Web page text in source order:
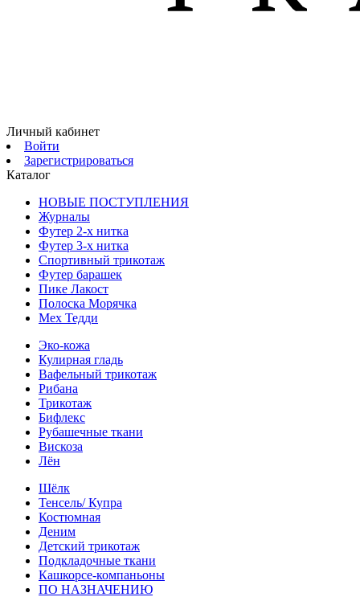
Личный кабинет
Войти
Зарегистрироваться
Каталог
НОВЫЕ ПОСТУПЛЕНИЯ
Журналы
Футер 2-х нитка
Футер 3-х нитка
Спортивный трикотаж
Футер барашек
Пике Лакост
Полоска Морячка
Мех Тедди
Эко-кожа
Кулирная гладь
Вафельный трикотаж
Рибана
Трикотаж
Бифлекс
Рубашечные ткани
Вискоза
Лён
Шёлк
Тенсель/ Купра
Костюмная
Деним
Детский трикотаж
Подкладочные ткани
Кашкорсе-компаньоны
ПО НАЗНАЧЕНИЮ